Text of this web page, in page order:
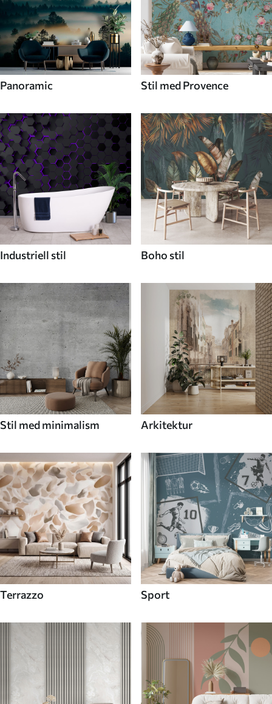
Panoramic Stil med Provence
Industriell stil Boho stil
Stil med minimalism Arkitektur
Terrazzo Sport